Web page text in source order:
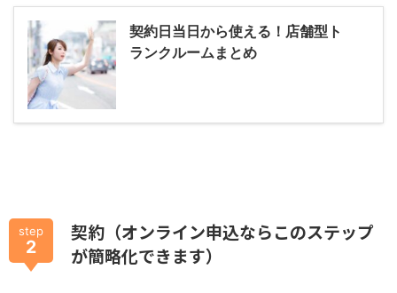
契約日当日から使える！店舗型ト
ランクルームまとめ
step
2
契約（オンライン申込ならこのステップ
が簡略化できます）